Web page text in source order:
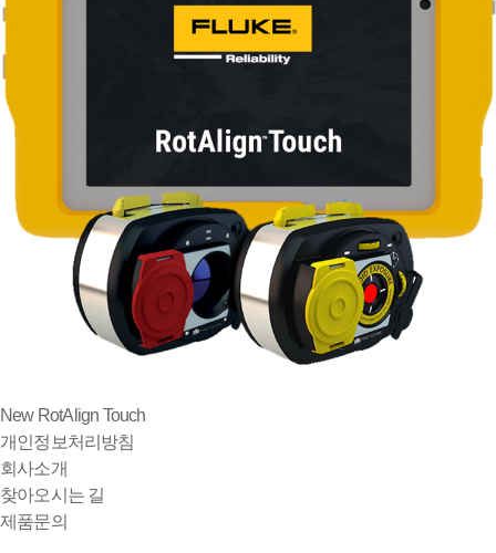
New RotAlign Touch
개인정보처리방침
회사소개
찾아오시는 길
제품문의